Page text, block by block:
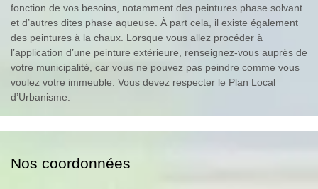
fonction de vos besoins, notamment des peintures phase solvant
et d’autres dites phase aqueuse. À part cela, il existe également
des peintures à la chaux. Lorsque vous allez procéder à
l’application d’une peinture extérieure, renseignez-vous auprès de
votre municipalité, car vous ne pouvez pas peindre comme vous
voulez votre immeuble. Vous devez respecter le Plan Local
d’Urbanisme.
Nos coordonnées